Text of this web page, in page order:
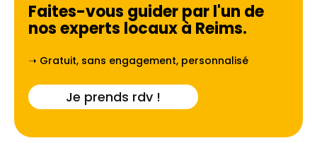
Faites-vous guider par l'un de
nos experts locaux à Reims.
➝ Gratuit, sans engagement, personnalisé
Je prends rdv !